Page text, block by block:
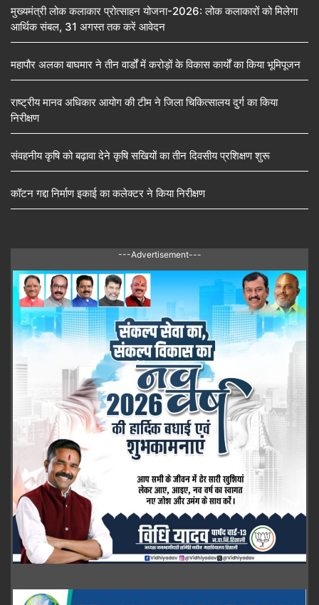
मुख्यमंत्री लोक कलाकार प्रोत्साहन योजना-2026: लोक कलाकारों को मिलेगा
आर्थिक संबल, 31 अगस्त तक करें आवेदन
महापौर अलका बाघमार ने तीन वार्डों में करोड़ों के विकास कार्यों का किया भूमिपूजन
राष्ट्रीय मानव अधिकार आयोग की टीम ने जिला चिकित्सालय दुर्ग का किया
निरीक्षण
संवहनीय कृषि को बढ़ावा देने कृषि सखियों का तीन दिवसीय प्रशिक्षण शुरू
कॉटन गद्दा निर्माण इकाई का कलेक्टर ने किया निरीक्षण
---Advertisement---